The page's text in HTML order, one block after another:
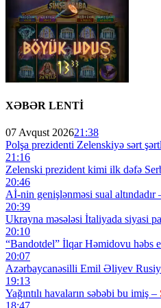
XƏBƏR LENTİ
07 Avqust 202621:38
Polşa prezidenti Zelenskiyə sərt
21:16
Zelenski prezident kimi ilk dəfə
20:46
Aİ-nin genişlənməsi sual altındadır
20:39
Ukrayna məsələsi İtaliyada siyasi
20:10
“Bandotdel” İlqar Həmidovu həbs
20:07
Azərbaycanəsilli Emil Əliyev
19:13
Yağıntılı havaların səbəbi bu imiş –